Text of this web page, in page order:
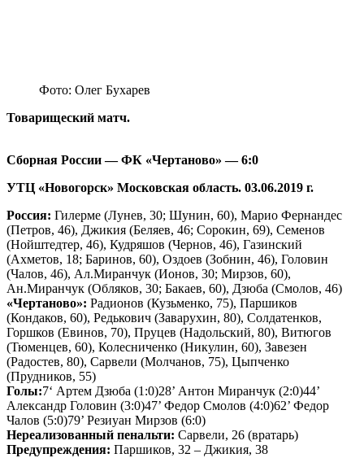
Фото: Олег Бухарев
Товарищеский матч.
Сборная России — ФК «Чертаново» — 6:0
УТЦ «Новогорск» Московская область. 03.06.2019 г.
Россия: Гилерме (Лунев, 30; Шунин, 60), Марио Фернандес
(Петров, 46), Джикия (Беляев, 46; Сорокин, 69), Семенов
(Нойштедтер, 46), Кудряшов (Чернов, 46), Газинский
(Ахметов, 18; Баринов, 60), Оздоев (Зобнин, 46), Головин
(Чалов, 46), Ал.Миранчук (Ионов, 30; Мирзов, 60),
Ан.Миранчук (Обляков, 30; Бакаев, 60), Дзюба (Смолов, 46)
«Чертаново»: Радионов (Кузьменко, 75), Паршиков
(Кондаков, 60), Редькович (Заварухин, 80), Солдатенков,
Горшков (Евинов, 70), Пруцев (Надольский, 80), Витюгов
(Тюменцев, 60), Колесниченко (Никулин, 60), Завезен
(Радостев, 80), Сарвели (Молчанов, 75), Цыпченко
(Прудников, 55)
Голы:7‘ Артем Дзюба (1:0)28’ Антон Миранчук (2:0)44’
Александр Головин (3:0)47’ Федор Смолов (4:0)62’ Федор
Чалов (5:0)79’ Резиуан Мирзов (6:0)
Нереализованный пенальти: Сарвели, 26 (вратарь)
Предупреждения: Паршиков, 32 – Джикия, 38